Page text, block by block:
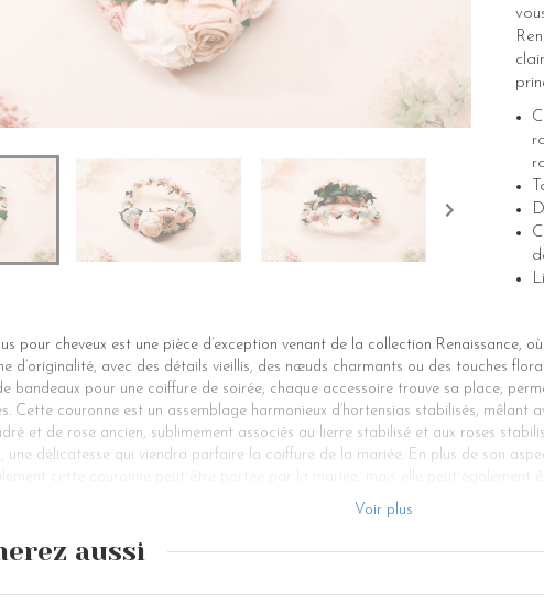
pour cheveux est une pièce d’exception venant de la collection Renaissance,
d’originalité, avec des détails vieillis, des nœuds charmants ou des touches
bandeaux pour une coiffure de soirée, chaque accessoire trouve sa place,
Cette couronne est un assemblage harmonieux d’hortensias stabilisés, mêlant
et de rose ancien, sublimement associés au lierre stabilisé et aux roses
une délicatesse qui viendra parfaire la coiffure de la mariée. En plus de son
En utilisant tous les accessoires cheveux tels que les pics, les barrettes et
pour sublimer la mariée, est une véritable œuvre d’art, mêlant habilement
et bohème à la chevelure de la mariée. La couronne Venus offre une variété
Voir plus
aussi